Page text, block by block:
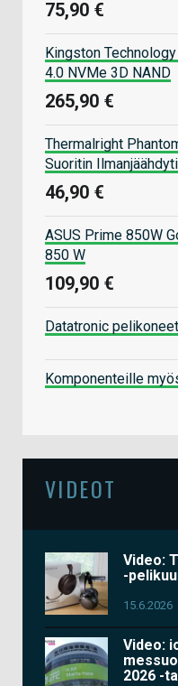
75,90 €
Kingston
4.0 NVMe 3D NAND
265,90 €
Thermalright
Suoritin
46,90 €
ASUS Prime 850W
850 W
109,90 €
Datatronic pelikoneet
Komponenteille
VIDEOT
Video:
-
15.6.2026
Video:
2026 -